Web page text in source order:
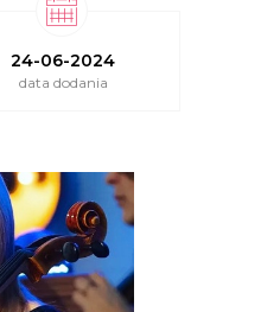
24-06-2024
data dodania